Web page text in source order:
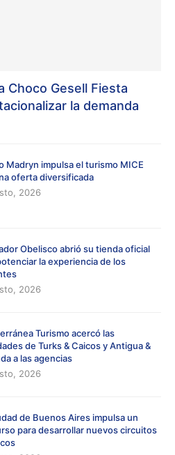
Choco Gesell Fiesta
la demanda
Madryn impulsa el turismo MICE
oferta diversificada
2026
Obelisco abrió su tienda oficial
la experiencia de los
2026
Turismo acercó las
de Turks & Caicos y Antigua &
a las agencias
2026
de Buenos Aires impulsa un
para desarrollar nuevos circuitos